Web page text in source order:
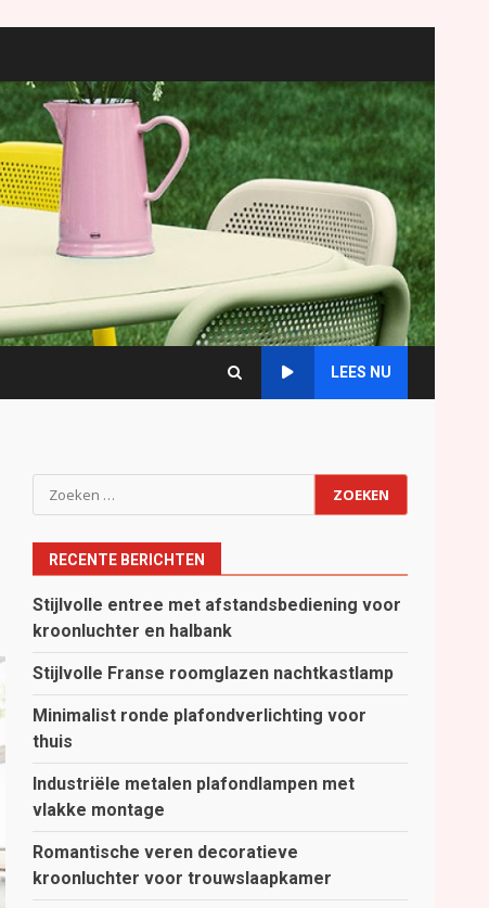
LEES NU
Zoeken
naar:
RECENTE BERICHTEN
Stijlvolle entree met afstandsbediening voor
kroonluchter en halbank
Stijlvolle Franse roomglazen nachtkastlamp
Minimalist ronde plafondverlichting voor
thuis
Industriële metalen plafondlampen met
vlakke montage
Romantische veren decoratieve
kroonluchter voor trouwslaapkamer